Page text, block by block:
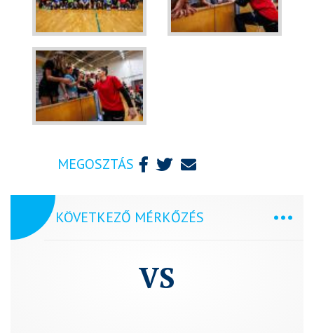
MEGOSZTÁS
KÖVETKEZŐ MÉRKŐZÉS
VS